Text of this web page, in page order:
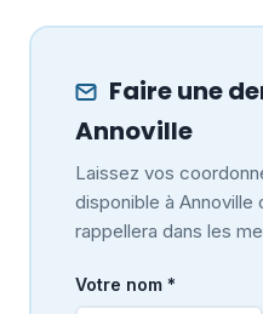
Faire une
Annoville
Laissez vos
disponible à Annoville
rappellera dans les
Votre nom *